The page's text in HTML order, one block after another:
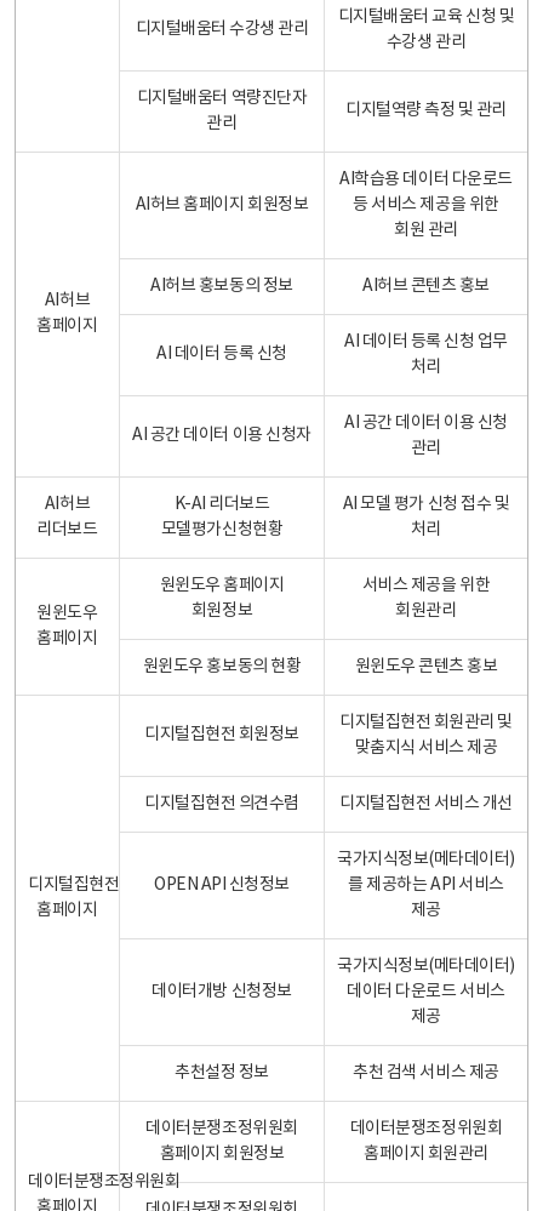
디지털배움터 수강생 관리
디지털배움터 교육 신청 및
수강생 관리
디지털배움터 역량진단자
관리
디지털역량 측정 및 관리
AI허브
홈페이지
AI허브 홈페이지 회원정보
AI학습용 데이터 다운로드
등 서비스 제공을 위한
회원 관리
AI허브 홍보동의 정보 AI허브 콘텐츠 홍보
AI 데이터 등록 신청
AI 데이터 등록 신청 업무
처리
AI 공간 데이터 이용 신청자
AI 공간 데이터 이용 신청
관리
AI허브
리더보드
K-AI 리더보드
모델평가신청현황
AI 모델 평가 신청 접수 및
처리
원윈도우
홈페이지
원윈도우 홈페이지
회원정보
서비스 제공을 위한
회원관리
원윈도우 홍보동의 현황 원윈도우 콘텐츠 홍보
디지털집현전
홈페이지
디지털집현전 회원정보
디지털집현전 회원관리 및
맞춤지식 서비스 제공
디지털집현전 의견수렴 디지털집현전 서비스 개선
OPEN API 신청정보
국가지식정보(메타데이터)
를 제공하는 API 서비스
제공
데이터개방 신청정보
국가지식정보(메타데이터)
데이터 다운로드 서비스
제공
추천설정 정보 추천 검색 서비스 제공
데이터분쟁조정위원회
데이터분쟁조정위원회
홈페이지 회원정보
데이터분쟁조정위원회
홈페이지 회원관리